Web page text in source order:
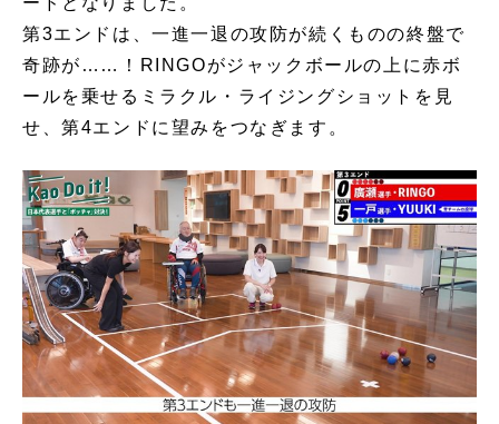
第3エンドは、一進一退の攻防が続くものの終盤で
奇跡が……！RINGOがジャックボールの上に赤ボ
ールを乗せるミラクル・ライジングショットを見
せ、第4エンドに望みをつなぎます。